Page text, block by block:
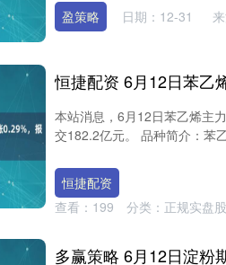
盈策略 日期：12-31
本站消息，6月12日苯乙烯主
交182.2亿元。 品种简介：苯
恒捷配资
查看： 199 分类： 正规实盘
14311.01 200.89